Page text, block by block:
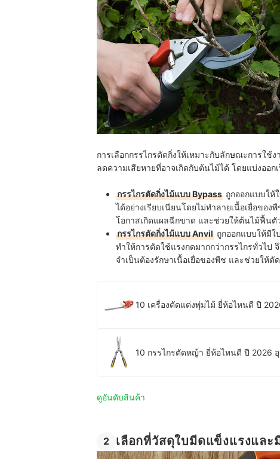
การเลือกกรรไกรตัดกิ่งให้เหมาะกับลักษณะการใช้
ลดความเสียหายที่อาจเกิดกับต้นไม้ได้ โดยแบ่งออ
กรรไกรตัดกิ่งไม้แบบ Bypass ถูกออกแบบให้
ได้อย่างเรียบเนียนโดยไม่ทำลายเนื้อเยื่อขอ
โอกาสเกิดแผลฉีกขาด และช่วยให้ต้นไม้ฟื้นตั
กรรไกรตัดกิ่งไม้แบบ Anvil ถูกออกแบบให้มี
ทำให้การตัดใช้แรงกดมากกว่ากรรไกรทั่วไป
จำเป็นต้องรักษาเนื้อเยื่อของพืช และช่วยให้
10 เครื่องตัดแต่งพุ่มไม้ ยี่ห้อไหนดี ปี
10 กรรไกรตัดหญ้า ยี่ห้อไหนดี ปี 2026
ดูอันดับสินค้า
2 เลือกที่วัสดุใบมีดแข็งแรงแล